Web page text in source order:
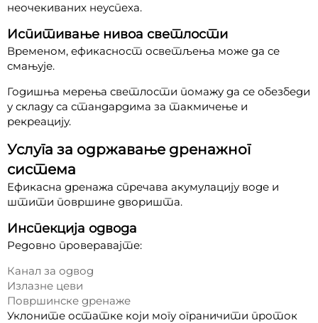
неочекиваних неуспеха.
Испитивање нивоа светлости
Временом, ефикасност осветљења може да се
смањује.
Годишња мерења светлости помажу да се обезбеди
у складу са стандардима за такмичење и
рекреацију.
Услуга за одржавање дренажног
система
Ефикасна дренажа спречава акумулацију воде и
штити површине дворишта.
Инспекција одвода
Редовно проверавајте:
Канал за одвод
Излазне цеви
Површинске дренаже
Уклоните остатке који могу ограничити проток